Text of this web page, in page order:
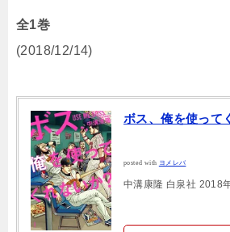
全1巻
(2018/12/14)
ボス、俺を使って
posted with ヨメレバ
中溝康隆 白泉社 2018